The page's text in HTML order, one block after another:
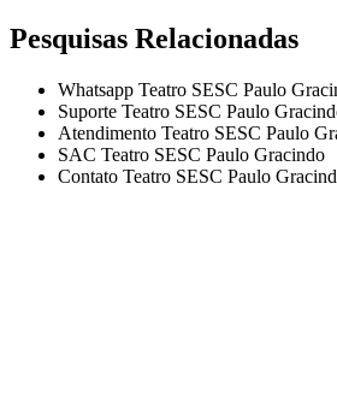
Pesquisas Relacionadas
Whatsapp Teatro SESC Paulo
Suporte Teatro SESC Paulo
Atendimento Teatro SESC Paulo
SAC Teatro SESC Paulo Gracindo
Contato Teatro SESC Paulo